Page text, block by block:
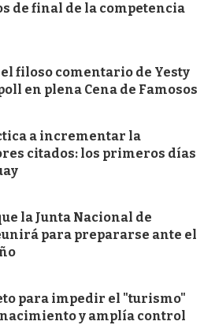
de final de la competencia
el filoso comentario de Yesty
en plena Cena de Famosos
a incrementar la
citados: los primeros días
la Junta Nacional de
para prepararse ante el
para impedir el "turismo"
y amplía control